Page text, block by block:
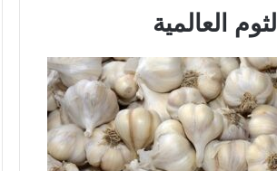
العالمية